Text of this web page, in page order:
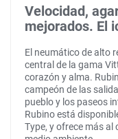
Velocidad,
mejorados. El
El neumático de alto
central de la gama
corazón y alma.
campeón de las
pueblo y los paseos
Rubino está
Type, y ofrece más al